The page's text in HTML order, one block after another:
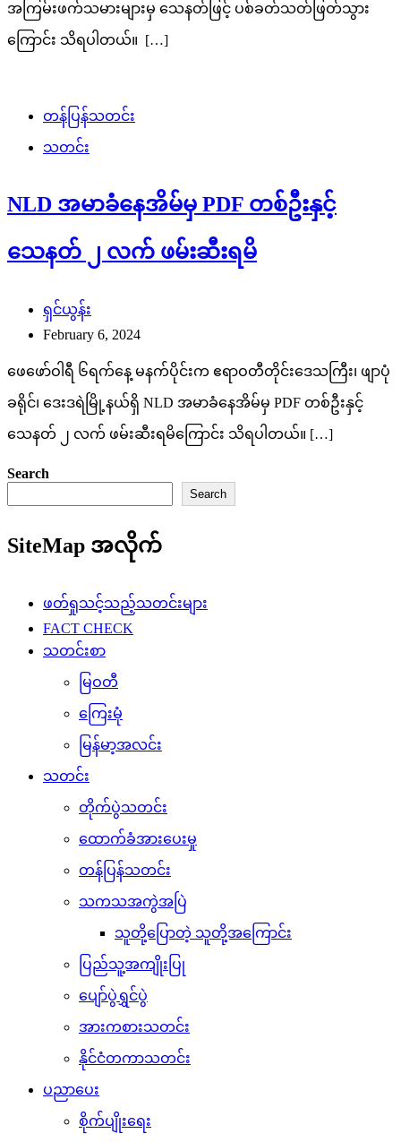
အကြမ်းဖက်သမားများမှ သေနတ်ဖြင့် ပစ်ခတ်သတ်ဖြတ်သွား
ကြောင်း သိရပါတယ်။ […]
တန်ပြန်သတင်း
သတင်း
NLD အမာခံနေအိမ်မှ PDF တစ်ဦးနှင့်
သေနတ် ၂ လက် ဖမ်းဆီးရမိ
ရှင်ယွန်း
February 6, 2024
ဖေဖော်ဝါရီ ၆ရက်နေ့ မနက်ပိုင်းက ဧရာဝတီတိုင်းဒေသကြီး၊ ဖျာပုံ
ခရိုင်၊ ဒေးဒရဲမြို့နယ်ရှိ NLD အမာခံနေအိမ်မှ PDF တစ်ဦးနှင့်
သေနတ် ၂ လက် ဖမ်းဆီးရမိကြောင်း သိရပါတယ်။ […]
Search
Search
SiteMap အလိုက်
ဖတ်ရှုသင့်သည့်သတင်းများ
FACT CHECK
သတင်းစာ
မြဝတီ
ကြေးမုံ
မြန်မာ့အလင်း
သတင်း
တိုက်ပွဲသတင်း
ထောက်ခံအားပေးမှု
တန်ပြန်သတင်း
သကသအကွဲအပြဲ
သူတို့ပြောတဲ့ သူတို့အကြောင်း
ပြည်သူ့အကျိုးပြု
ပျော်ပွဲရွှင်ပွဲ
အားကစားသတင်း
နိုင်ငံတကာသတင်း
ပညာပေး
စိုက်ပျိုးရေး